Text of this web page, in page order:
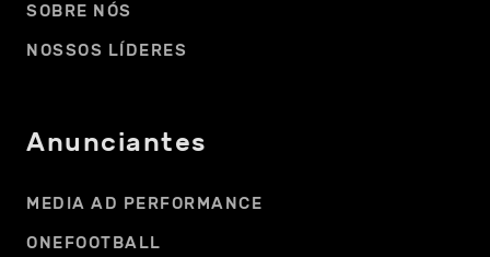
SOBRE NÓS
NOSSOS LÍDERES
Anunciantes
MEDIA AD PERFORMANCE
ONEFOOTBALL